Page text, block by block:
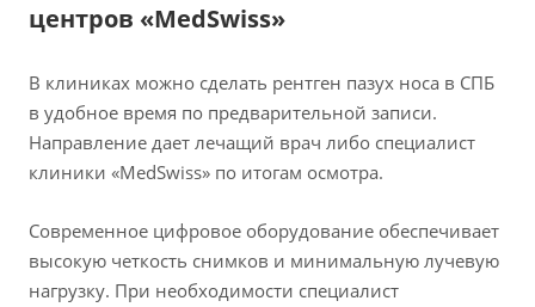
центров «MedSwiss»
В клиниках можно сделать рентген пазух носа в СПБ
в удобное время по предварительной записи.
Направление дает лечащий врач либо специалист
клиники «MedSwiss» по итогам осмотра.
Современное цифровое оборудование обеспечивает
высокую четкость снимков и минимальную лучевую
нагрузку. При необходимости специалист